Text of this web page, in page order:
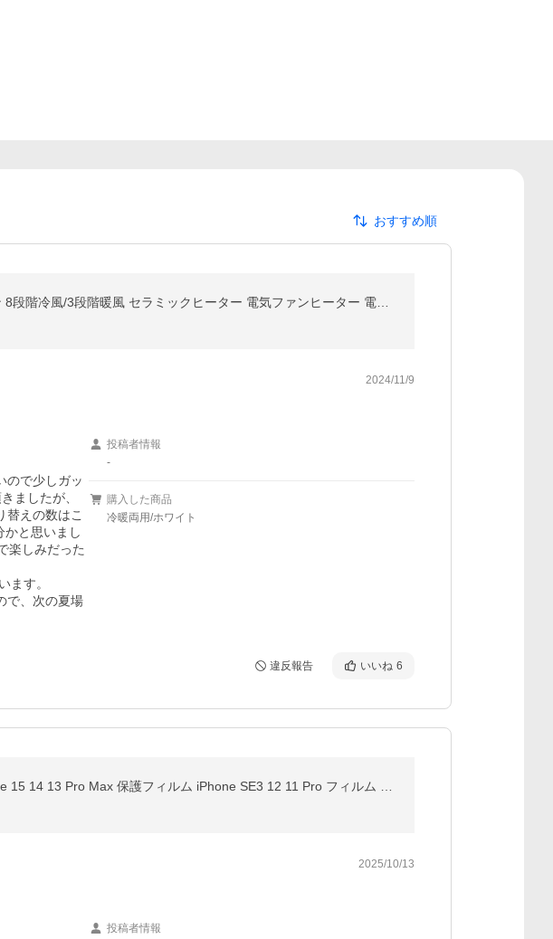
おすすめ順
2024/11/9
ので少しガッ
ましたが、
替えの数はこ
かと思いまし
楽しみだった
ます。
で、次の夏場
投稿者情報
-
購入した商品
冷暖両用/ホワイト
違反報告 いいね 6
2025/10/13
投稿者情報